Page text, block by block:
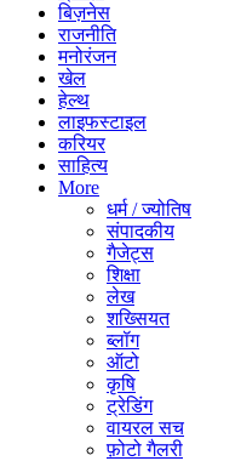
बिज़नेस
राजनीति
मनोरंजन
खेल
हेल्थ
लाइफस्टाइल
करियर
साहित्य
More
धर्म / ज्योतिष
संपादकीय
गैजेट्स
शिक्षा
लेख
शख्सियत
ब्लॉग
ऑटो
कृषि
ट्रेडिंग
वायरल सच
फ़ोटो गैलरी